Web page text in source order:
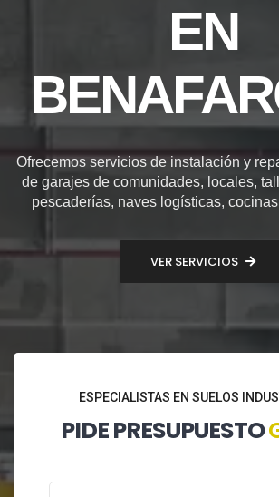
EN
Ofrecemos servicios de instalación y
de garajes de comunidades, locales,
pescaderías, naves logísticas,
VER SERVICIOS
ESPECIALISTAS EN SUELOS
PIDE PRESUPUESTO